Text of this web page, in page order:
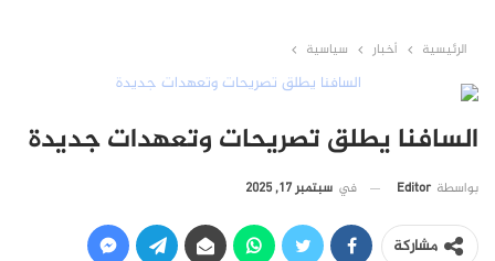
الرئيسية أخبار سياسية
السافنا يطلق تصريحات وتعهدات جديدة
بواسطة Editor في سبتمبر 17, 2025
مشاركة